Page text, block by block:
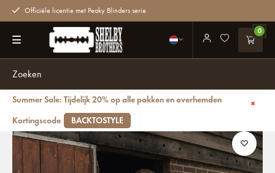
Officiële licentie met Peaky Blinders serie
0
Summer Sale: Tijdelijk 20% op alle pakken en overhemden
Kortingscode
BACKTOSTYLE
Mayfair PT | Heren pak | 3-delig | Grijs/Blauw | Thomas Shelby